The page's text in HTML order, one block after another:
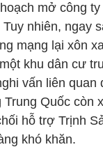
mở công
nhiên, ngay
mạng lại xôn
khu dân cư
vấn liên quan
Trung Quốc còn
hỗ trợ Trịnh
khó khăn.